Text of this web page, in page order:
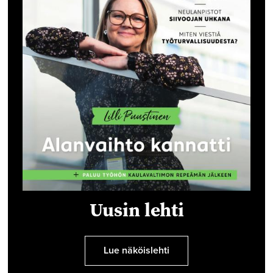
Uusin lehti
Lue näköislehti